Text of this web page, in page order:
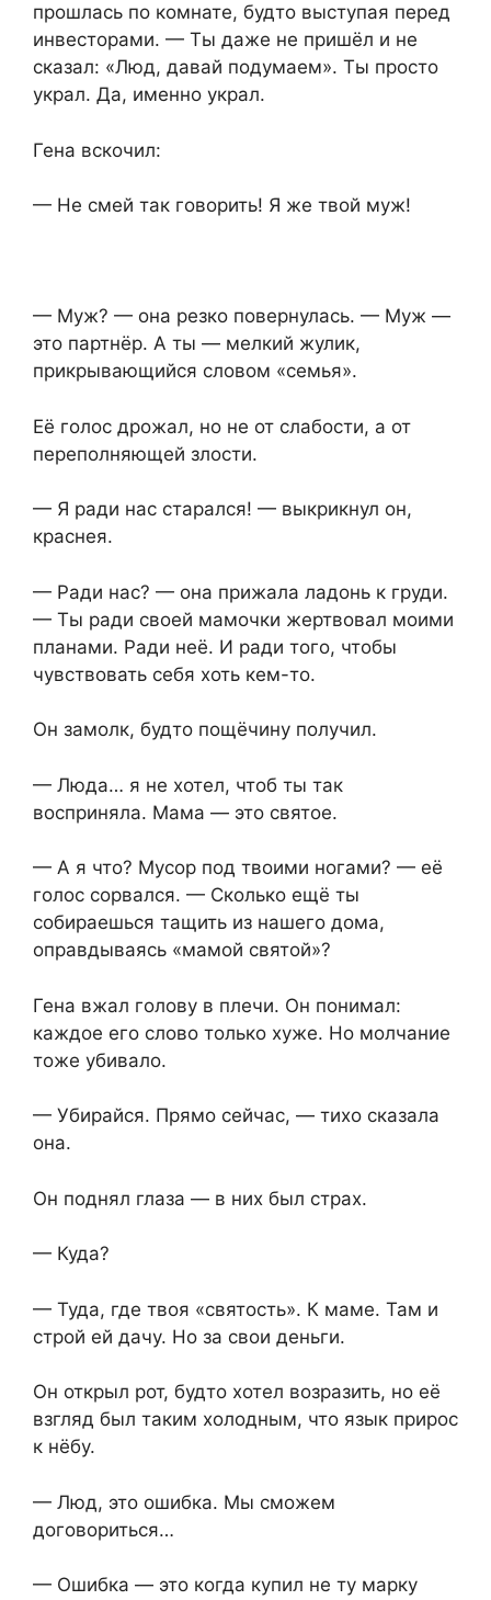
прошлась по комнате, будто выступая перед
инвесторами. — Ты даже не пришёл и не
сказал: «Люд, давай подумаем». Ты просто
украл. Да, именно украл.
Гена вскочил:
— Не смей так говорить! Я же твой муж!
— Муж? — она резко повернулась. — Муж —
это партнёр. А ты — мелкий жулик,
прикрывающийся словом «семья».
Её голос дрожал, но не от слабости, а от
переполняющей злости.
— Я ради нас старался! — выкрикнул он,
краснея.
— Ради нас? — она прижала ладонь к груди.
— Ты ради своей мамочки жертвовал моими
планами. Ради неё. И ради того, чтобы
чувствовать себя хоть кем-то.
Он замолк, будто пощёчину получил.
— Люда… я не хотел, чтоб ты так
восприняла. Мама — это святое.
— А я что? Мусор под твоими ногами? — её
голос сорвался. — Сколько ещё ты
собираешься тащить из нашего дома,
оправдываясь «мамой святой»?
Гена вжал голову в плечи. Он понимал:
каждое его слово только хуже. Но молчание
тоже убивало.
— Убирайся. Прямо сейчас, — тихо сказала
она.
Он поднял глаза — в них был страх.
— Куда?
— Туда, где твоя «святость». К маме. Там и
строй ей дачу. Но за свои деньги.
Он открыл рот, будто хотел возразить, но её
взгляд был таким холодным, что язык прирос
к нёбу.
— Люд, это ошибка. Мы сможем
договориться…
— Ошибка — это когда купил не ту марку